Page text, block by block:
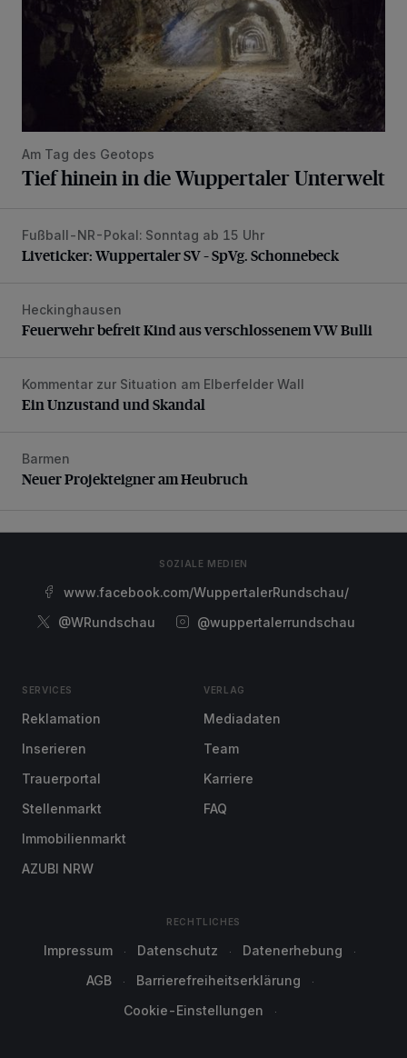
Am Tag des Geotops
Tief hinein in die Wuppertaler Unterwelt
Liveticker: Wuppertaler SV – SpVg. Schonnebeck
Fußball-NR-Pokal: Sonntag ab 15 Uhr
Liveticker: Wuppertaler SV – SpVg. Schonnebeck
Feuerwehr befreit Kind aus verschlossenem VW Bulli
Heckinghausen
Feuerwehr befreit Kind aus verschlossenem VW Bulli
Ein Unzustand und Skandal
Kommentar zur Situation am Elberfelder Wall
Ein Unzustand und Skandal
Neuer Projekteigner am Heubruch
Barmen
Neuer Projekteigner am Heubruch
SOZIALE MEDIEN
www.facebook.com/WuppertalerRundschau/
@WRundschau
@wuppertalerrundschau
SERVICES
Reklamation
Inserieren
Trauerportal
Stellenmarkt
Immobilienmarkt
AZUBI NRW
VERLAG
Mediadaten
Team
Karriere
FAQ
RECHTLICHES
Impressum Datenschutz
Datenerhebung
AGB
Barrierefreiheitserklärung
Cookie-Einstellungen